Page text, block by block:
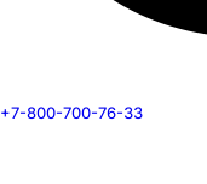
+7-800-700-76-33